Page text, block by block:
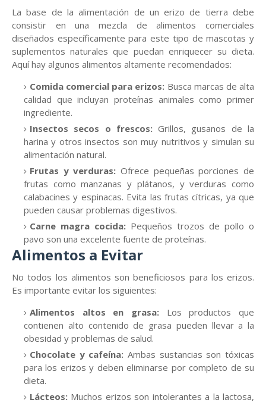
La base de la alimentación de un erizo de tierra debe
consistir en una mezcla de alimentos comerciales
diseñados específicamente para este tipo de mascotas y
suplementos naturales que puedan enriquecer su dieta.
Aquí hay algunos alimentos altamente recomendados:
Comida comercial para erizos: Busca marcas de alta
calidad que incluyan proteínas animales como primer
ingrediente.
Insectos secos o frescos:Grillos, gusanos de la
harina y otros insectos son muy nutritivos y simulan su
alimentación natural.
Frutas y verduras: Ofrece pequeñas porciones de
frutas como manzanas y plátanos, y verduras como
calabacines y espinacas. Evita las frutas cítricas, ya que
pueden causar problemas digestivos.
Carne magra cocida: Pequeños trozos de pollo o
pavo son una excelente fuente de proteínas.
Alimentos a Evitar
No todos los alimentos son beneficiosos para los erizos.
Es importante evitar los siguientes:
Alimentos altos en grasa: Los productos que
contienen alto contenido de grasa pueden llevar a la
obesidad y problemas de salud.
Chocolate y cafeína: Ambas sustancias son tóxicas
para los erizos y deben eliminarse por completo de su
dieta.
Lácteos: Muchos erizos son intolerantes a la lactosa,